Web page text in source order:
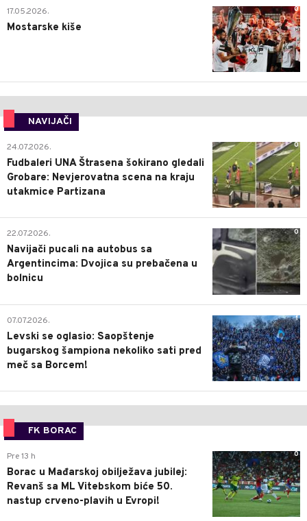
0
17.05.2026.
Mostarske kiše
NAVIJAČI
0
24.07.2026.
Fudbaleri UNA Štrasena šokirano gledali
Grobare: Nevjerovatna scena na kraju
utakmice Partizana
0
22.07.2026.
Navijači pucali na autobus sa
Argentincima: Dvojica su prebačena u
bolnicu
1
07.07.2026.
Levski se oglasio: Saopštenje
bugarskog šampiona nekoliko sati pred
meč sa Borcem!
FK BORAC
0
Pre 13 h
Borac u Mađarskoj obilježava jubilej:
Revanš sa ML Vitebskom biće 50.
nastup crveno-plavih u Evropi!